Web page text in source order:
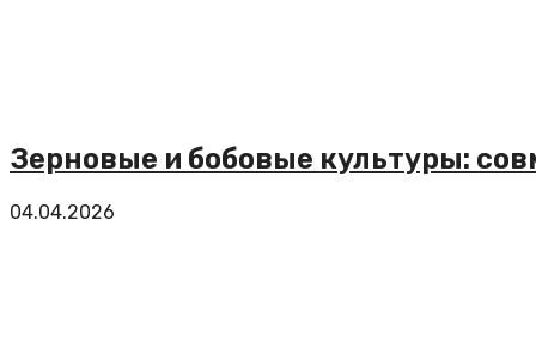
Зерновые и бобовые культуры:
04.04.2026